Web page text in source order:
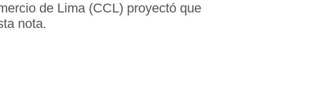
de Lima (CCL) proyectó que
nota.